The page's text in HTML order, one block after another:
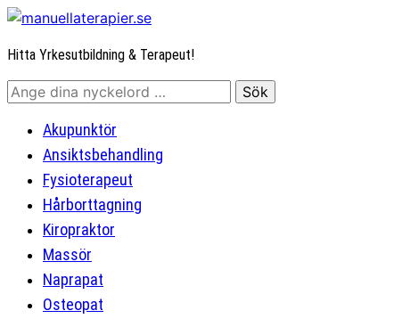
Hitta Yrkesutbildning & Terapeut!
Akupunktör
Ansiktsbehandling
Fysioterapeut
Hårborttagning
Kiropraktor
Massör
Naprapat
Osteopat